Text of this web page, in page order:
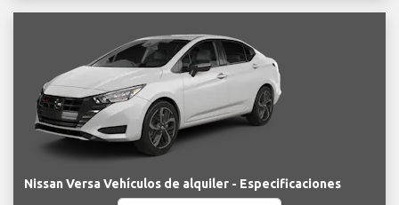
Nissan Versa Vehículos de alquiler - Especificaciones